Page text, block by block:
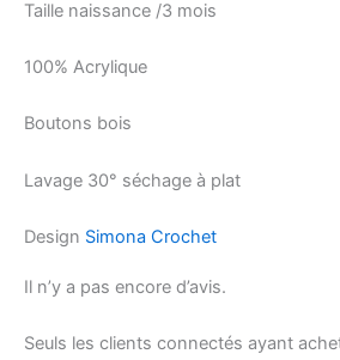
Taille naissance /3 mois
100% Acrylique
Boutons bois
Lavage 30° séchage à plat
Design Simona Crochet
Il n’y a pas encore d’avis.
Seuls les clients connectés ayant